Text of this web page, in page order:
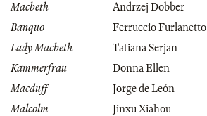
Macbeth
Andrzej Dobber
Banquo
Ferruccio Furlanetto
Lady Macbeth
Tatiana Serjan
Kammerfrau
Donna Ellen
Macduff
Jorge de León
Malcolm
Jinxu Xiahou